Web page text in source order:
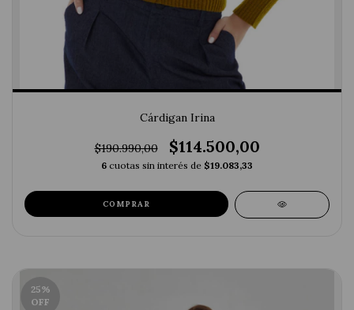
Cárdigan Irina
$190.990,00 $114.500,00
6 cuotas sin interés de $19.083,33
COMPRAR
25%
OFF